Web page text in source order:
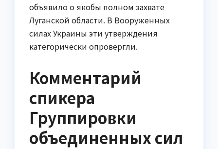
объявило о якобы полном захвате
Луганской области. В Вооруженных
силах Украины эти утверждения
категорически опровергли.
Комментарий
спикера
Группировки
объединенных сил